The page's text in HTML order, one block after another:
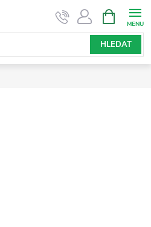
HLEDAT
NÁKUPNÍ
KOŠÍK